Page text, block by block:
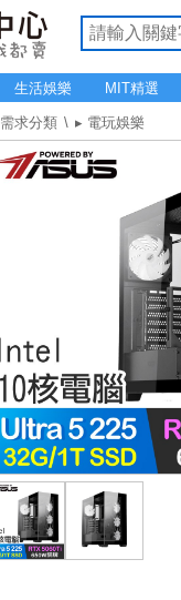
生活娛樂 MIT精選
需求分類 ▸ 電玩娛樂